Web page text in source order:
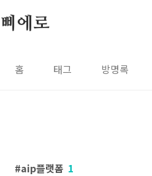
삐에로
홈 태그 방명록
aip플랫폼 1